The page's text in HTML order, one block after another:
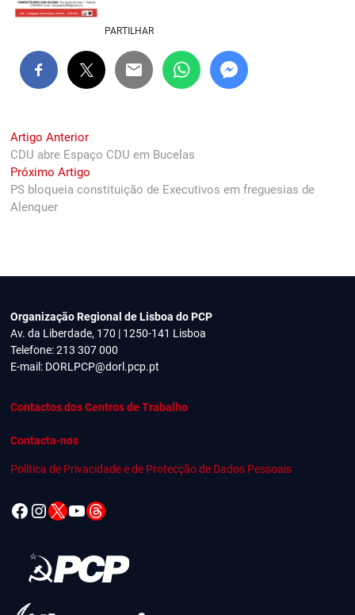
PARTILHAR
Navegação
de
artigos
Artigo AnteriorPrevious
post:
CDU abre Espaço CDU em Bucelas
Próximo Artigo
post:
PS bloqueia constituição de Executivos em freguesias de
Alenquer
Organização Regional de Lisboa do PCP
Av. da Liberdade, 170 | 1250-141 Lisboa
Telefone: 213 307 000
E-mail: DORLPCP@dorl.pcp.pt
Contactos dos Centros de Trabalho
Contacta-nos
Política de Privacidade e de Protecção de Dados Pessoais
Facebook
Instagram
X YouTube
Threads